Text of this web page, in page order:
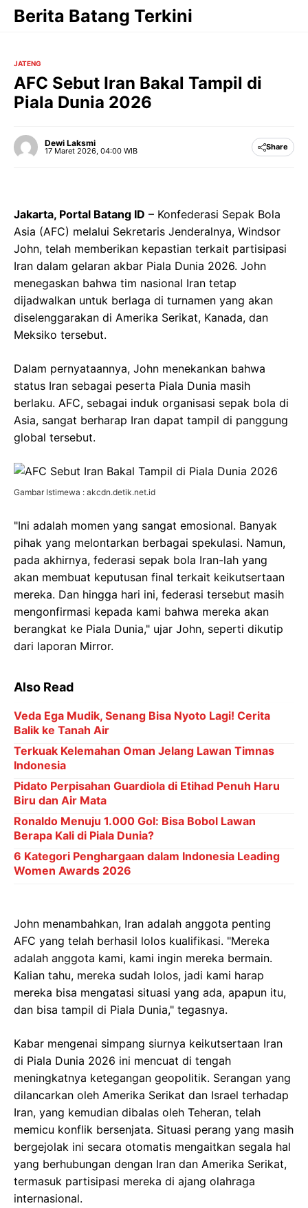
Langsung
Berita Batang Terkini
JATENG
AFC Sebut Iran Bakal Tampil di
Piala Dunia 2026
Dewi Laksmi
17 Maret 2026, 04:00 WIB Share
Jakarta, Portal Batang ID – Konfederasi Sepak Bola
Asia (AFC) melalui Sekretaris Jenderalnya, Windsor
John, telah memberikan kepastian terkait partisipasi
Iran dalam gelaran akbar Piala Dunia 2026. John
menegaskan bahwa tim nasional Iran tetap
dijadwalkan untuk berlaga di turnamen yang akan
diselenggarakan di Amerika Serikat, Kanada, dan
Meksiko tersebut.
Dalam pernyataannya, John menekankan bahwa
status Iran sebagai peserta Piala Dunia masih
berlaku. AFC, sebagai induk organisasi sepak bola di
Asia, sangat berharap Iran dapat tampil di panggung
global tersebut.
Gambar Istimewa : akcdn.detik.net.id
"Ini adalah momen yang sangat emosional. Banyak
pihak yang melontarkan berbagai spekulasi. Namun,
pada akhirnya, federasi sepak bola Iran-lah yang
akan membuat keputusan final terkait keikutsertaan
mereka. Dan hingga hari ini, federasi tersebut masih
mengonfirmasi kepada kami bahwa mereka akan
berangkat ke Piala Dunia," ujar John, seperti dikutip
dari laporan Mirror.
Also Read
Veda Ega Mudik, Senang Bisa Nyoto Lagi! Cerita
Balik ke Tanah Air
Terkuak Kelemahan Oman Jelang Lawan Timnas
Indonesia
Pidato Perpisahan Guardiola di Etihad Penuh Haru
Biru dan Air Mata
Ronaldo Menuju 1.000 Gol: Bisa Bobol Lawan
Berapa Kali di Piala Dunia?
6 Kategori Penghargaan dalam Indonesia Leading
Women Awards 2026
John menambahkan, Iran adalah anggota penting
AFC yang telah berhasil lolos kualifikasi. "Mereka
adalah anggota kami, kami ingin mereka bermain.
Kalian tahu, mereka sudah lolos, jadi kami harap
mereka bisa mengatasi situasi yang ada, apapun itu,
dan bisa tampil di Piala Dunia," tegasnya.
Kabar mengenai simpang siurnya keikutsertaan Iran
di Piala Dunia 2026 ini mencuat di tengah
meningkatnya ketegangan geopolitik. Serangan yang
dilancarkan oleh Amerika Serikat dan Israel terhadap
Iran, yang kemudian dibalas oleh Teheran, telah
memicu konflik bersenjata. Situasi perang yang masih
bergejolak ini secara otomatis mengaitkan segala hal
yang berhubungan dengan Iran dan Amerika Serikat,
termasuk partisipasi mereka di ajang olahraga
internasional.